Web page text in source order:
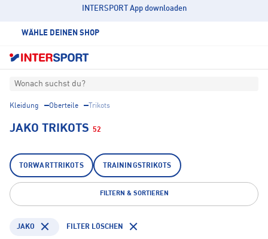
INTERSPORT App downloaden
WÄHLE DEINEN SHOP
Wonach suchst du?
Kleidung Oberteile Trikots
JAKO TRIKOTS 52
TORWARTTRIKOTS TRAININGSTRIKOTS
FILTERN & SORTIEREN
JAKO FILTER LÖSCHEN